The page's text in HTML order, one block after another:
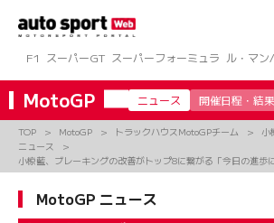
ツ
へ
ス
キ
F1 スーパーGT スーパーフォーミュラ ル・マン
MotoGP ニュース 開催日程・結果
TOP MotoGP トラックハウスMotoGPチーム
小
ニュース
小椋藍、ブレーキングの改善がトップ8に繋がる「今日の進歩
MotoGP ニュース